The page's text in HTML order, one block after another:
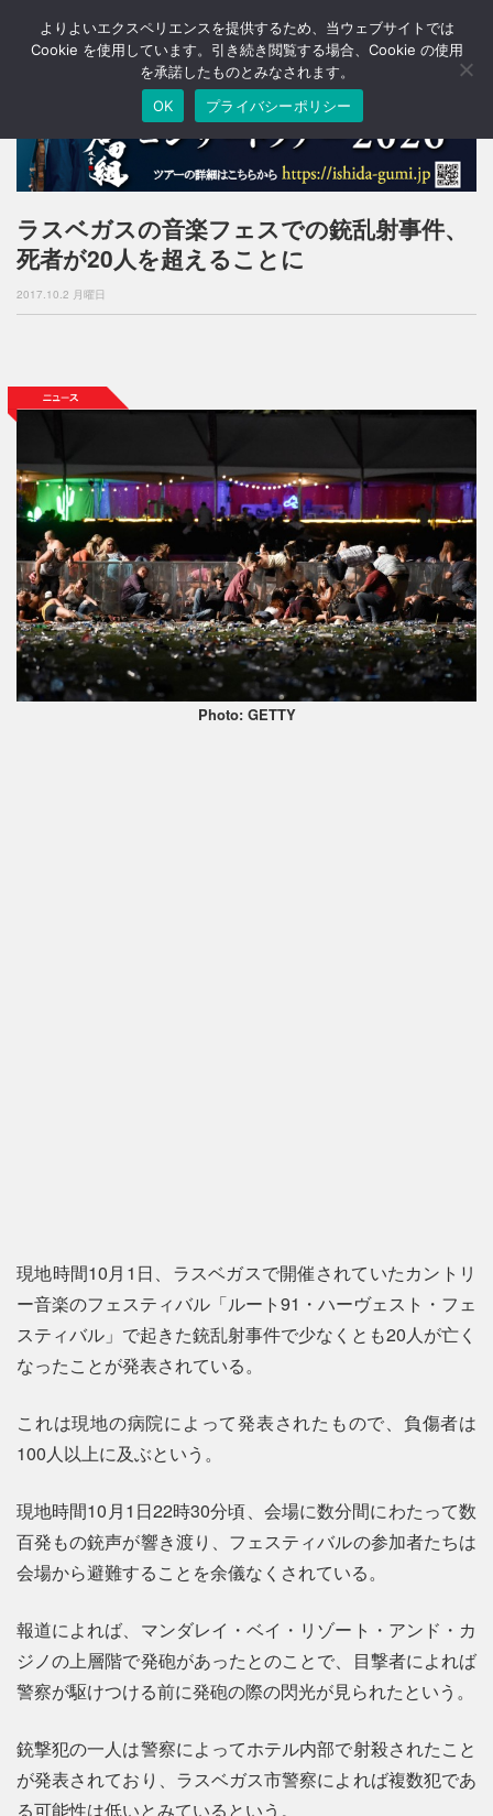
T
o
a
v
g
o
ラスベガスの音楽フェスでの銃乱射事件、
死者が20人を超えることに
2017.10.2 月曜日
Photo: GETTY
現地時間10月1日、ラスベガスで開催されていたカントリ
ー音楽のフェスティバル「ルート91・ハーヴェスト・フェ
スティバル」で起きた銃乱射事件で少なくとも20人が亡く
なったことが発表されている。
これは現地の病院によって発表されたもので、負傷者は
100人以上に及ぶという。
現地時間10月1日22時30分頃、会場に数分間にわたって数
百発もの銃声が響き渡り、フェスティバルの参加者たちは
会場から避難することを余儀なくされている。
報道によれば、マンダレイ・ベイ・リゾート・アンド・カ
ジノの上層階で発砲があったとのことで、目撃者によれば
警察が駆けつける前に発砲の際の閃光が見られたという。
銃撃犯の一人は警察によってホテル内部で射殺されたこと
が発表されており、ラスベガス市警察によれば複数犯であ
る可能性は低いとみているという。
よりよいエクスペリエンスを提供するため、当ウェブサイトでは
Cookie を使用しています。引き続き閲覧する場合、Cookie の使用
を承諾したものとみなされます。
OK
プライバシーポリシー